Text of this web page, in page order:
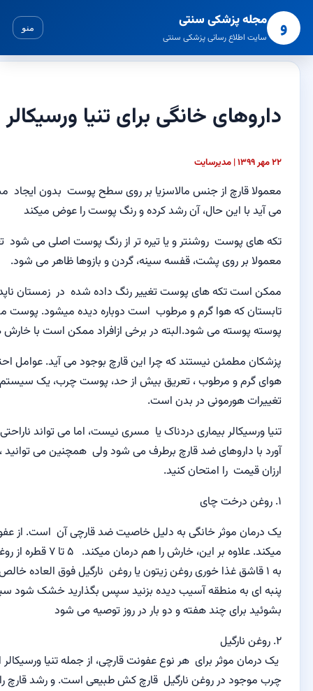
سنتی
پزشکی سنتی
خانگی برای تنیا ورسیکالر
از جنسمالاسزیابر روی سطح پوست بدون ایجاد مشکل بوجود
آن رشد کرده و رنگ پوست را عوض میکند
روشنتر و یا تیرهتر از رنگ پوستاصلی می شود تغییر رنگ
پشت، قفسه سینه، گردن وبازوها ظاهر می شود.
هایپوستتغییر رنگداده شده درزمستانناپدید شوند ودر
گرم و مرطوب است دوباره دیده میشود. پوست مبتلانیزخشک و
می شود.البته در برخی ازافراد ممکن است با خارش هم همراه شود
نیستند که چرااین قارچبوجود می آید.عواملاحتمالی عبارتند از
،تعریق بیش از حد، پوست چرب، یک سیستمایمنی ضعیفو
در بدن است.
دردناک یامسری نیست، اما می تواندناراحتی عاطفی بوجود
ضد قارچ برطرف می شود ولی همچنین می توانید ،داروهای خانگی
امتحان کنید.
خانگیبه دلیل خاصیتضد قارچی آناست.ازعفونتجلوگیری
خارش را هم درمان میکند.۵ تا ۷ قطره ازروغن درخت چای
روغن زیتون یا روغن نارگیلفوق العاده خالصبریزید با توپ
آسیب دیده بزنید سپس بگذارید خشک شود سپس با آب ولرم
هفته و دو بار در روز توصیه می شود
برای هر نوععفونت قارچی، از جملهتنیا ورسیکالراست. اسیدهای
روغن نارگیل قارچ کشطبیعی است.و رشد قارچ را متوقف کرده و